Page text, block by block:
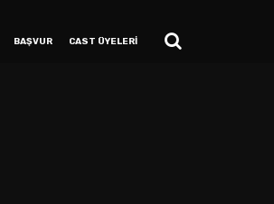
BAŞVUR CAST ÜYELERİ